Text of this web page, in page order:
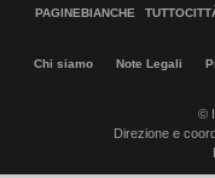
PAGINEBIANCHE
Chi siamo Note Legali
©
Direzione e